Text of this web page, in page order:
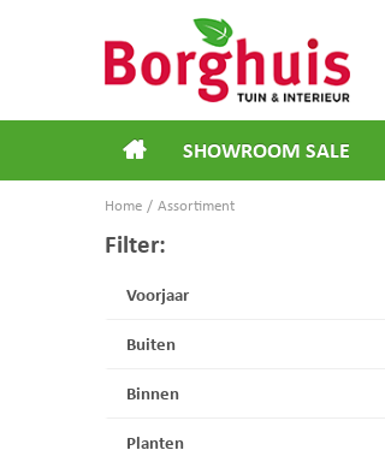
Home Assortiment
SHOWROOM SALE
Filter:
Voorjaar
Buiten
Binnen
Planten